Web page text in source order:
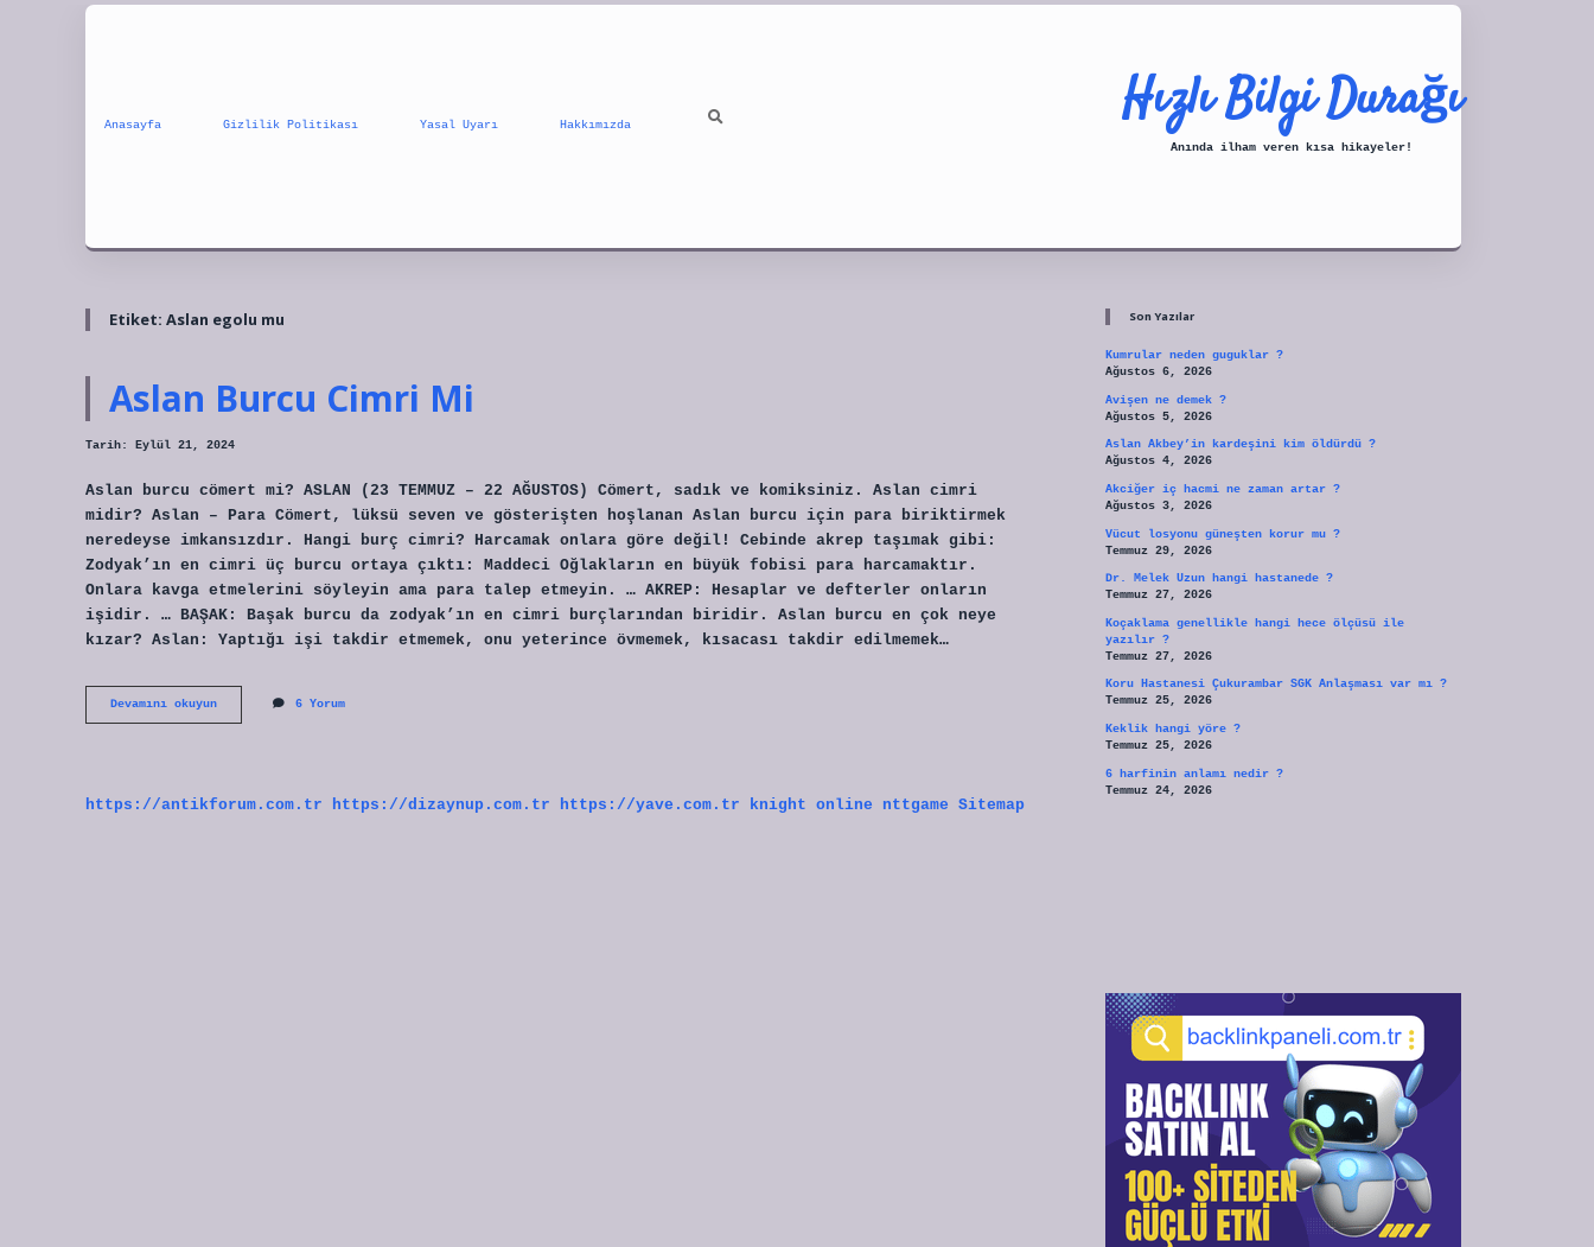
Anasayfa Gizlilik Politikası Yasal Uyarı Hakkımızda Hızlı Bilgi Durağı
Anında ilham veren kısa hikayeler!
Etiket: Aslan egolu mu
Aslan Burcu Cimri Mi
Tarih: Eylül 21, 2024
Aslan burcu cömert mi? ASLAN (23 TEMMUZ – 22 AĞUSTOS) Cömert, sadık ve komiksiniz. Aslan cimri
midir? Aslan – Para Cömert, lüksü seven ve gösterişten hoşlanan Aslan burcu için para biriktirmek
neredeyse imkansızdır. Hangi burç cimri? Harcamak onlara göre değil! Cebinde akrep taşımak gibi:
Zodyak’ın en cimri üç burcu ortaya çıktı: Maddeci Oğlakların en büyük fobisi para harcamaktır.
Onlara kavga etmelerini söyleyin ama para talep etmeyin. … AKREP: Hesaplar ve defterler onların
işidir. … BAŞAK: Başak burcu da zodyak’ın en cimri burçlarından biridir. Aslan burcu en çok neye
kızar? Aslan: Yaptığı işi takdir etmemek, onu yeterince övmemek, kısacası takdir edilmemek…
Devamını okuyunAslan
Burcu
6 Yorum
https://antikforum.com.tr https://dizaynup.com.tr https://yave.com.tr knight online nttgame Sitemap
Son Yazılar
Kumrular neden guguklar ?
Ağustos 6, 2026
Avişen ne demek ?
Ağustos 5, 2026
Aslan Akbey’in kardeşini kim öldürdü ?
Ağustos 4, 2026
Akciğer iç hacmi ne zaman artar ?
Ağustos 3, 2026
Vücut losyonu güneşten korur mu ?
Temmuz 29, 2026
Dr. Melek Uzun hangi hastanede ?
Temmuz 27, 2026
Koçaklama genellikle hangi hece ölçüsü ile
yazılır ?
Temmuz 27, 2026
Koru Hastanesi Çukurambar SGK Anlaşması var mı ?
Temmuz 25, 2026
Keklik hangi yöre ?
Temmuz 25, 2026
6 harfinin anlamı nedir ?
Temmuz 24, 2026